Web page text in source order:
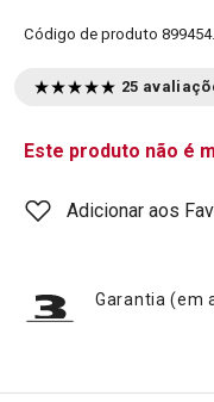
Código de produto
25
Este produto não é
Adicionar aos
Garantia (em